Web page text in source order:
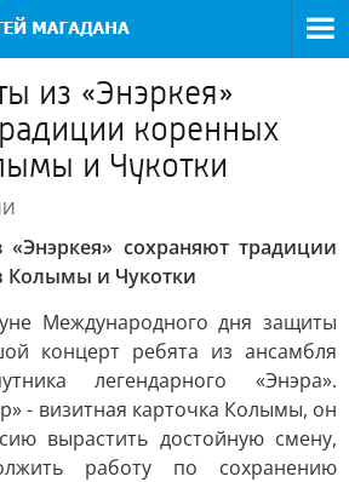
из «Энэркея»
коренных
и Чукотки
сохраняют традиции
Колымы и Чукотки
Международного дня защиты
концерт ребята из ансамбля
легендарного «Энэра».
- визитная карточка Колымы, он
вырастить достойную смену,
работу по сохранению